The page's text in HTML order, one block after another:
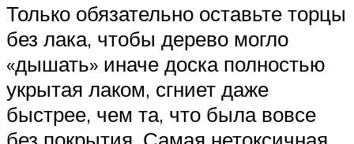
Только обязательно оставьте торцы
без лака, чтобы дерево могло
«дышать» иначе доска полностью
укрытая лаком, сгниет даже
быстрее, чем та, что была вовсе